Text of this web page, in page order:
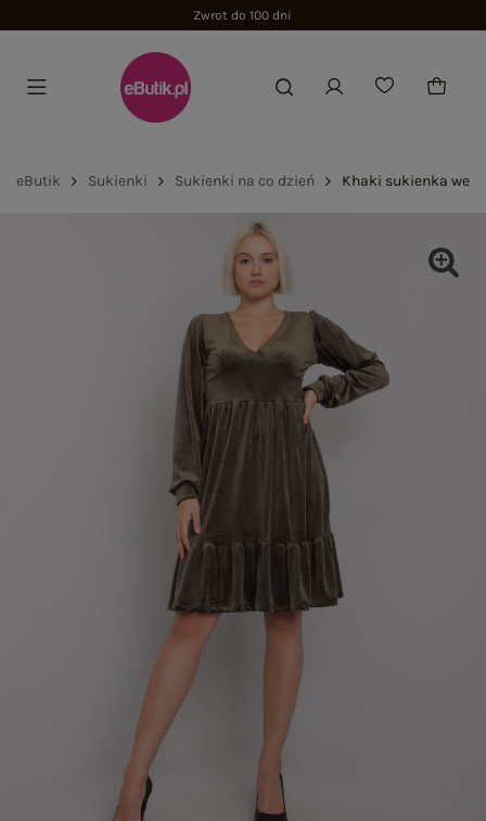
Zwrot do 100 dni
eButik Sukienki Sukienki na co dzień Khaki sukienka